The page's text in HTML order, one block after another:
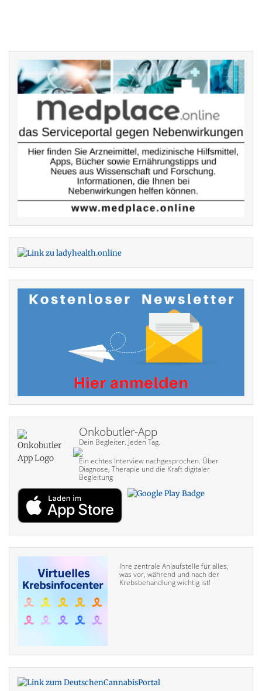
Onkobutler-App
Dein Begleiter. Jeden Tag.
Ein echtes Interview nach­gesprochen. Über
Diagnose, Therapie und die Kraft digitaler
Begleitung
Ihre zentrale Anlaufstelle für alles,
was vor, während und nach der
Krebsbehandlung wichtig ist!